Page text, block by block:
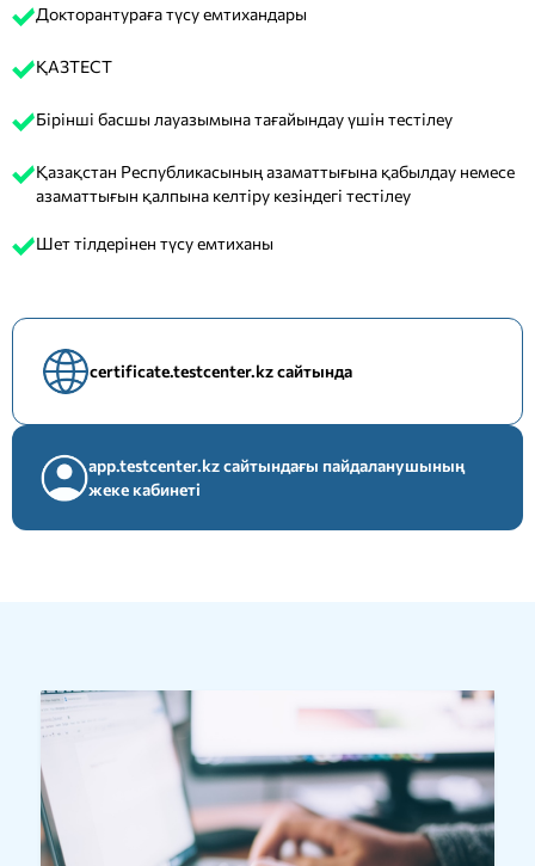
Докторантураға түсу емтихандары
ҚАЗТЕСТ
Бірінші басшы лауазымына тағайындау үшін тестілеу
Қазақстан Республикасының азаматтығына қабылдау немесе
азаматтығын қалпына келтіру кезіндегі тестілеу
Шет тілдерінен түсу емтиханы
certificate.testcenter.kz сайтында
app.testcenter.kz сайтындағы пайдаланушының
жеке кабинеті